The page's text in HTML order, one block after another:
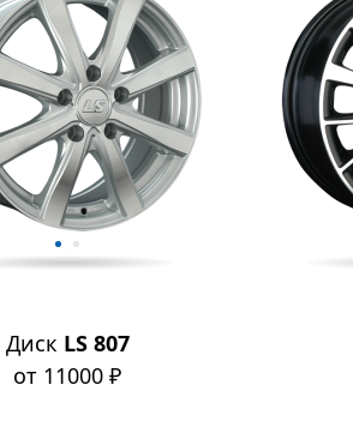
Диск LS 807
от 11000 ₽